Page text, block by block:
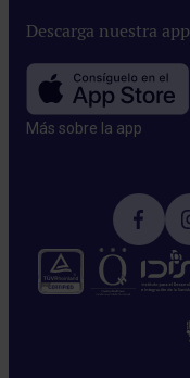
Descarga nuestra app
Más sobre la app​